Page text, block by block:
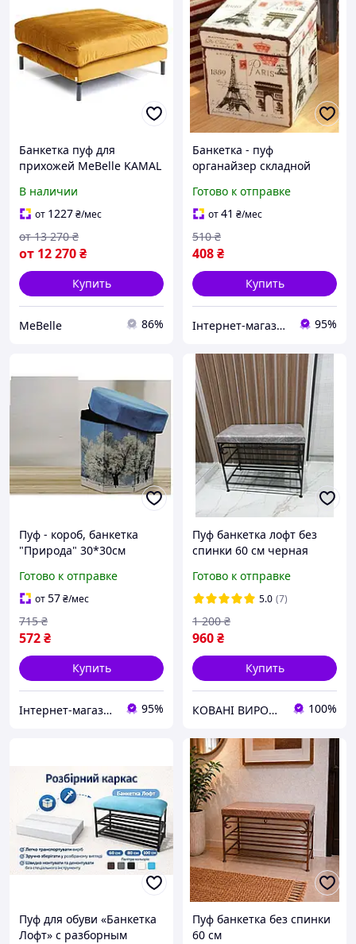
Банкетка пуф для
прихожей MeBelle KAMAL
горчичный желтый
велюр
В наличии
от 1227₴/мес
от 12 270₴
от 13 270 ₴
Купить
MeBelle 86%
Банкетка - пуф
органайзер складной
Готово к отправке
от41 ₴/мес
408₴
510 ₴
Купить
Інтернет-магазин Megusta 95%
Пуф - короб, банкетка
"Природа" 30*30см
Готово к отправке
от57₴/мес
572₴
715 ₴
Купить
Інтернет-магазин Megusta 95%
Пуф банкетка лофт без
спинки 60 см черная
Готово к отправке
5.0 (7)
960₴
1 200 ₴
Купить
КОВАНІ ВИРОБИ 100%
Пуф для обуви «Банкетка
Лофт» с разборным
Пуф банкетка без спинки
60 см